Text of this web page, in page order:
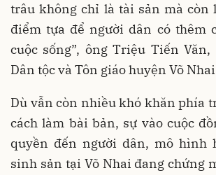
trâu không chỉ là tài sản mà còn
điểm tựa để người dân có thêm
cuộc sống”, ông Triệu Tiến
Dân tộc và Tôn giáo huyện Võ
Dù vẫn còn nhiều khó khăn phía
cách làm bài bản, sự vào cuộc
quyền đến người dân, mô hình
sinh sản tại Võ Nhai đang chứng